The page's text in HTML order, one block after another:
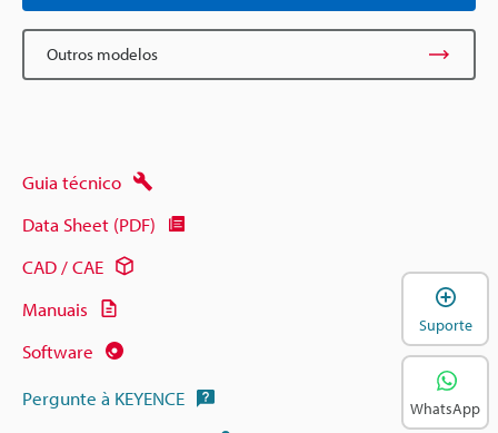
Outros modelos
Guia técnico
Data Sheet (PDF)
CAD / CAE
Manuais
Software
Pergunte à KEYENCE
Suporte
WhatsApp